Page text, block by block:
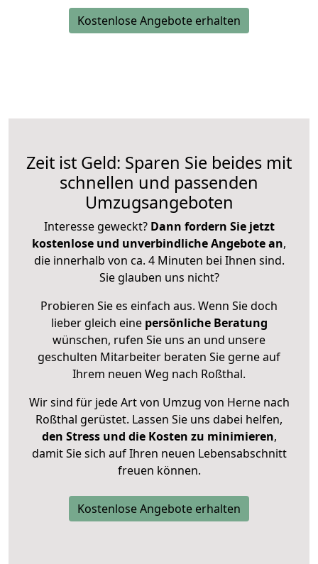
Kostenlose Angebote erhalten
Zeit ist Geld: Sparen Sie beides mit
schnellen und passenden
Umzugsangeboten
Interesse geweckt? Dann fordern Sie jetzt
kostenlose und unverbindliche Angebote an,
die innerhalb von ca. 4 Minuten bei Ihnen sind.
Sie glauben uns nicht?
Probieren Sie es einfach aus. Wenn Sie doch
lieber gleich eine persönliche Beratung
wünschen, rufen Sie uns an und unsere
geschulten Mitarbeiter beraten Sie gerne auf
Ihrem neuen Weg nach Roßthal.
Wir sind für jede Art von Umzug von Herne nach
Roßthal gerüstet. Lassen Sie uns dabei helfen,
den Stress und die Kosten zu minimieren,
damit Sie sich auf Ihren neuen Lebensabschnitt
freuen können.
Kostenlose Angebote erhalten